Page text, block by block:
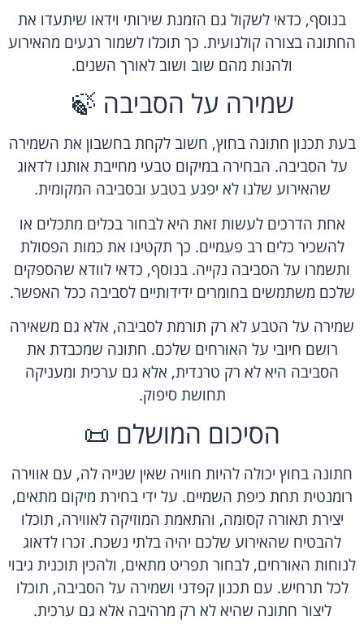
בנוסף, כדאי לשקול גם הזמנת שירותי וידאו שיתעדו את
החתונה בצורה קולנועית. כך תוכלו לשמור רגעים מהאירוע
ולהנות מהם שוב ושוב לאורך השנים.
שמירה על הסביבה 🍃
בעת תכנון חתונה בחוץ, חשוב לקחת בחשבון את השמירה
על הסביבה. הבחירה במיקום טבעי מחייבת אותנו לדאוג
שהאירוע שלנו לא יפגע בטבע ובסביבה המקומית.
אחת הדרכים לעשות זאת היא לבחור בכלים מתכלים או
להשכיר כלים רב פעמיים. כך תקטינו את כמות הפסולת
ותשמרו על הסביבה נקייה. בנוסף, כדאי לוודא שהספקים
שלכם משתמשים בחומרים ידידותיים לסביבה ככל האפשר.
שמירה על הטבע לא רק תורמת לסביבה, אלא גם משאירה
רושם חיובי על האורחים שלכם. חתונה שמכבדת את
הסביבה היא לא רק טרנדית, אלא גם ערכית ומעניקה
תחושת סיפוק.
הסיכום המושלם 📜
חתונה בחוץ יכולה להיות חוויה שאין שנייה לה, עם אווירה
רומנטית תחת כיפת השמיים. על ידי בחירת מיקום מתאים,
יצירת תאורה קסומה, והתאמת המוזיקה לאווירה, תוכלו
להבטיח שהאירוע שלכם יהיה בלתי נשכח. זכרו לדאוג
לנוחות האורחים, לבחור תפריט מתאים, ולהכין תוכנית גיבוי
לכל תרחיש. עם תכנון קפדני ושמירה על הסביבה, תוכלו
ליצור חתונה שהיא לא רק מרהיבה אלא גם ערכית.